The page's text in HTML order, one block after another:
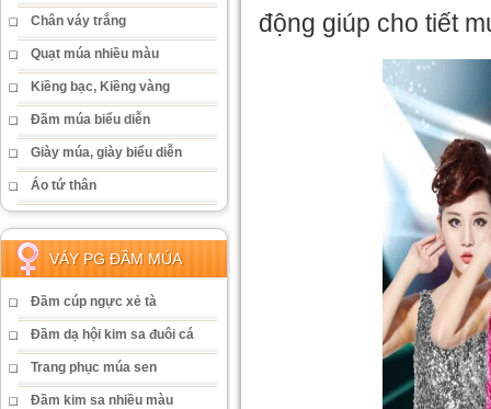
Chân váy trắng
Quạt múa nhiều màu
Kiềng bạc, Kiềng vàng
Đầm múa biểu diễn
Giày múa, giày biểu diễn
Áo tứ thân
VÁY PG ĐẦM MÚA
Đầm cúp ngực xẻ tà
Đầm dạ hội kim sa đuôi cá
Trang phục múa sen
Đầm kim sa nhiều màu
động giúp cho tiết